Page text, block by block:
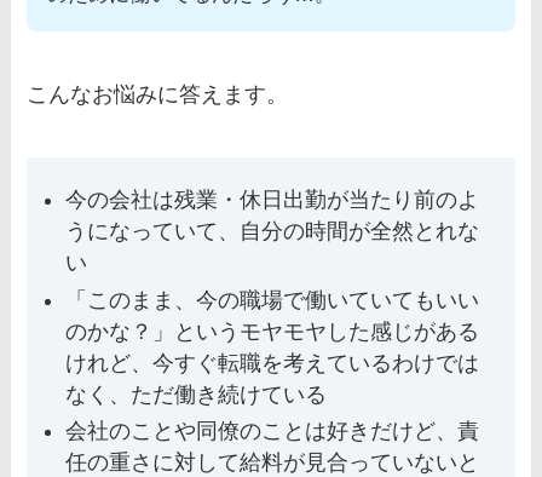
こんなお悩みに答えます。
今の会社は残業・休日出勤が当たり前のよ
うになっていて、自分の時間が全然とれな
い
「このまま、今の職場で働いていてもいい
のかな？」というモヤモヤした感じがある
けれど、今すぐ転職を考えているわけでは
なく、ただ働き続けている
会社のことや同僚のことは好きだけど、責
任の重さに対して給料が見合っていないと